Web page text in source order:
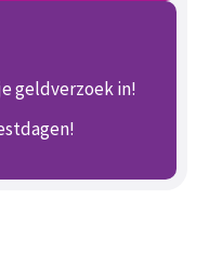
geldverzoek in!